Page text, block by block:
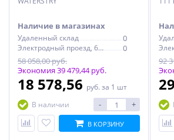
Наличие в магазинах
Удаленный склад 0
Электродный проезд, 6с1
0
58 058,00 руб.
Экономия 39 479,44 руб.
18 578,56 руб. за 1 шт
В наличии
- +
В КОРЗИНУ
92